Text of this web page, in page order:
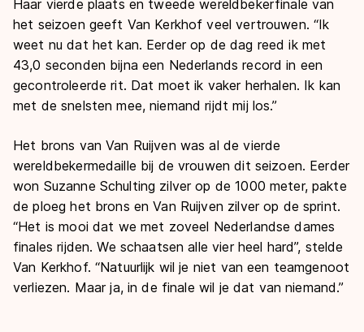
Haar vierde plaats en tweede wereldbekerfinale van
het seizoen geeft Van Kerkhof veel vertrouwen. “Ik
weet nu dat het kan. Eerder op de dag reed ik met
43,0 seconden bijna een Nederlands record in een
gecontroleerde rit. Dat moet ik vaker herhalen. Ik kan
met de snelsten mee, niemand rijdt mij los.”
Het brons van Van Ruijven was al de vierde
wereldbekermedaille bij de vrouwen dit seizoen. Eerder
won Suzanne Schulting zilver op de 1000 meter, pakte
de ploeg het brons en Van Ruijven zilver op de sprint.
“Het is mooi dat we met zoveel Nederlandse dames
finales rijden. We schaatsen alle vier heel hard”, stelde
Van Kerkhof. “Natuurlijk wil je niet van een teamgenoot
verliezen. Maar ja, in de finale wil je dat van niemand.”